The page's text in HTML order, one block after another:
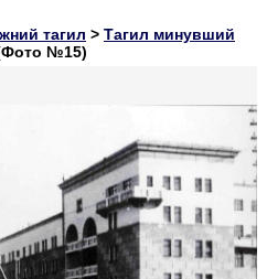
тагил > Тагил минувший
№15)